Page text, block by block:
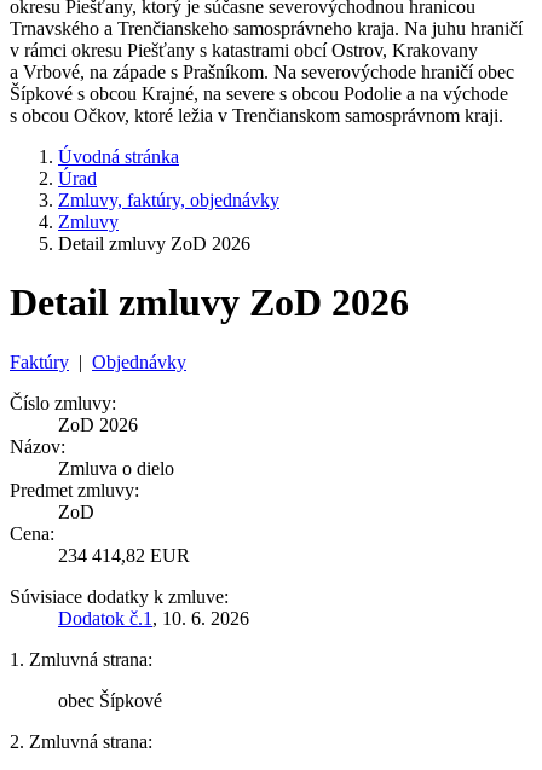
okresu Piešťany, ktorý je súčasne severovýchodnou hranicou
Trnavského a Trenčianskeho samosprávneho kraja. Na juhu hraničí
v rámci okresu Piešťany s katastrami obcí Ostrov, Krakovany
a Vrbové, na západe s Prašníkom. Na severovýchode hraničí obec
Šípkové s obcou Krajné, na severe s obcou Podolie a na východe
s obcou Očkov, ktoré ležia v Trenčianskom samosprávnom kraji.
Úvodná stránka
Úrad
Zmluvy, faktúry, objednávky
Zmluvy
Detail zmluvy ZoD 2026
Detail zmluvy ZoD 2026
Faktúry | Objednávky
Číslo zmluvy:
ZoD 2026
Názov:
Zmluva o dielo
Predmet zmluvy:
ZoD
Cena:
234 414,82 EUR
Súvisiace dodatky k zmluve:
Dodatok č.1 , 10. 6. 2026
1. Zmluvná strana:
obec Šípkové
2. Zmluvná strana: